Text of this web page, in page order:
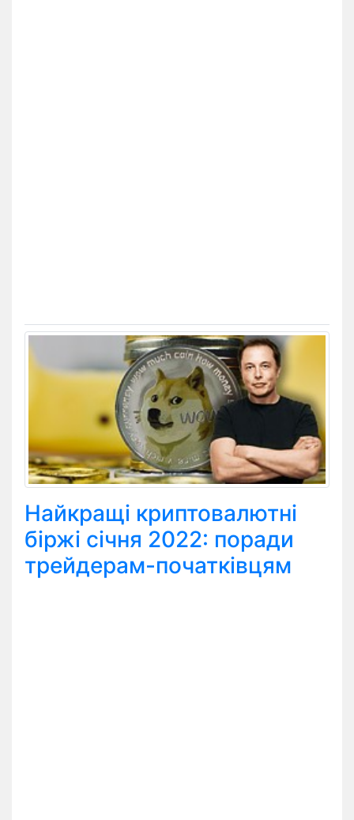
Найкращі криптовалютні
біржі січня 2022: поради
трейдерам-початківцям